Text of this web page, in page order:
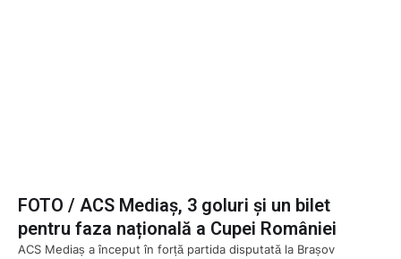
FOTO / ACS Mediaș, 3 goluri și un bilet
pentru faza națională a Cupei României
ACS Mediaș a început în forță partida disputată la Brașov